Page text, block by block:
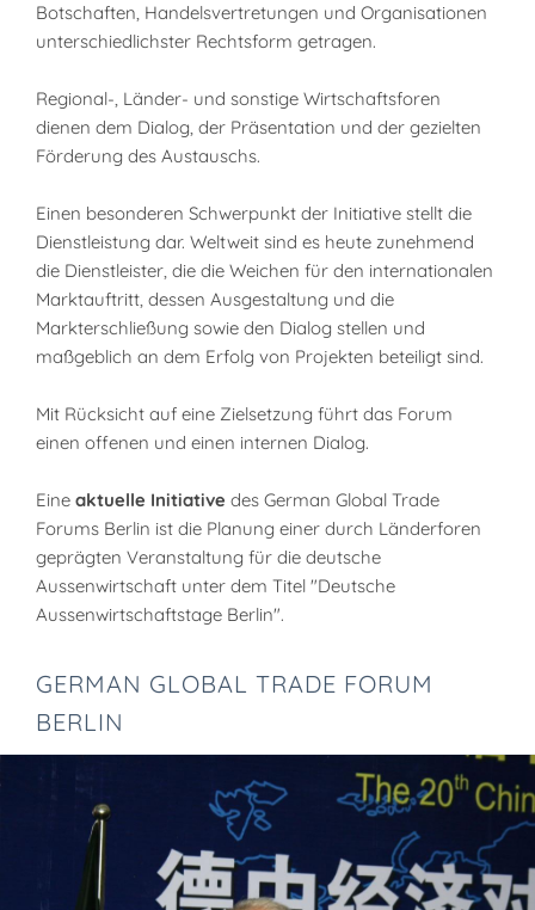
Botschaften, Handelsvertretungen und Organisationen
unterschiedlichster Rechtsform getragen.
Regional-, Länder- und sonstige Wirtschaftsforen
dienen dem Dialog, der Präsentation und der gezielten
Förderung des Austauschs.
Einen besonderen Schwerpunkt der Initiative stellt die
Dienstleistung dar. Weltweit sind es heute zunehmend
die Dienstleister, die die Weichen für den internationalen
Marktauftritt, dessen Ausgestaltung und die
Markterschließung sowie den Dialog stellen und
maßgeblich an dem Erfolg von Projekten beteiligt sind.
Mit Rücksicht auf eine Zielsetzung führt das Forum
einen offenen und einen internen Dialog.
Eine aktuelle Initiative des German Global Trade
Forums Berlin ist die Planung einer durch Länderforen
geprägten Veranstaltung für die deutsche
Aussenwirtschaft unter dem Titel "Deutsche
Aussenwirtschaftstage Berlin".
GERMAN GLOBAL TRADE FORUM
BERLIN